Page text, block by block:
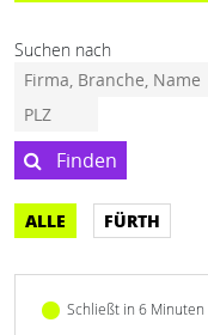
Suchen nach
Finden
ALLE FÜRTH
Schließt in 6 Minuten